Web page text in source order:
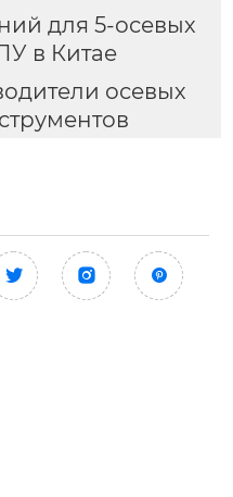
для 5-осевых
в Китае
осевых
  